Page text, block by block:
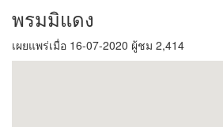
พรมมิแดง
เผยแพร่เมื่อ 16-07-2020 ผู้ชม 2,414